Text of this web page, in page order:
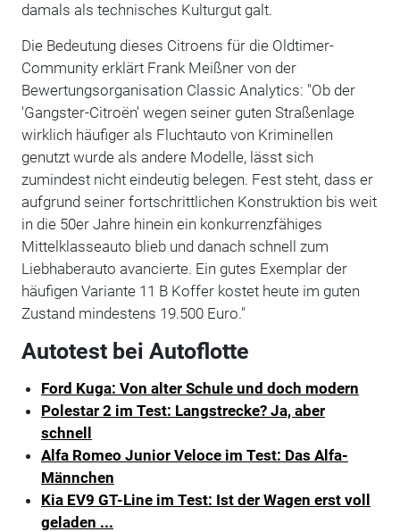
damals als technisches Kulturgut galt.
Die Bedeutung dieses Citroens für die Oldtimer-
Community erklärt Frank Meißner von der
Bewertungsorganisation Classic Analytics: "Ob der
'Gangster-Citroën' wegen seiner guten Straßenlage
wirklich häufiger als Fluchtauto von Kriminellen
genutzt wurde als andere Modelle, lässt sich
zumindest nicht eindeutig belegen. Fest steht, dass er
aufgrund seiner fortschrittlichen Konstruktion bis weit
in die 50er Jahre hinein ein konkurrenzfähiges
Mittelklasseauto blieb und danach schnell zum
Liebhaberauto avancierte. Ein gutes Exemplar der
häufigen Variante 11 B Koffer kostet heute im guten
Zustand mindestens 19.500 Euro."
Autotest bei Autoflotte
Ford Kuga: Von alter Schule und doch modern
Polestar 2 im Test: Langstrecke? Ja, aber
schnell
Alfa Romeo Junior Veloce im Test: Das Alfa-
Männchen
Kia EV9 GT-Line im Test: Ist der Wagen erst voll
geladen ...